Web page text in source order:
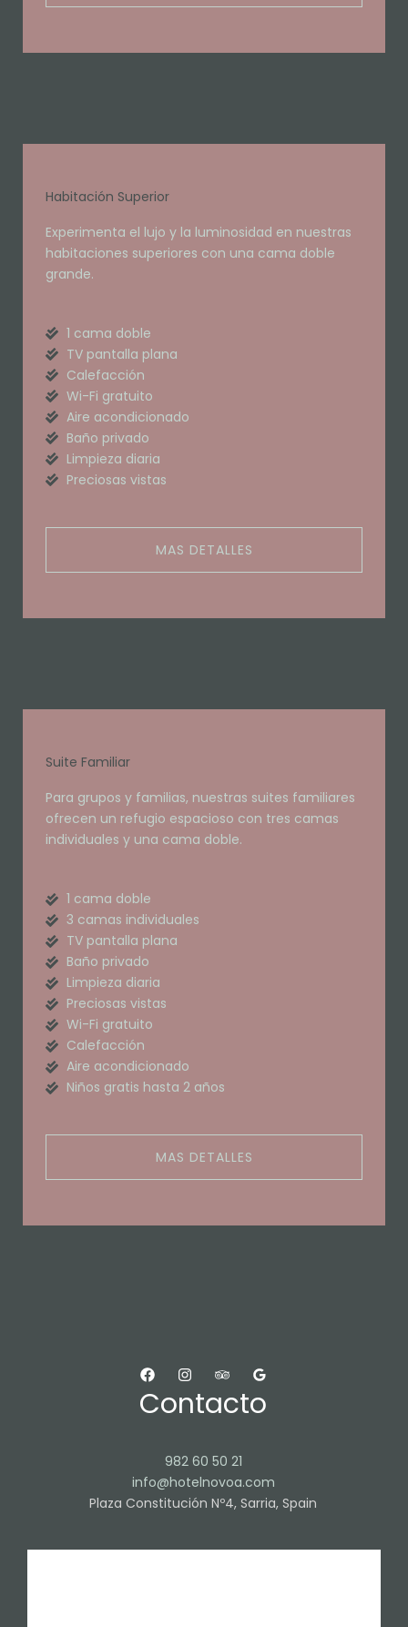
Habitación Superior
Experimenta el lujo y la luminosidad en nuestras
habitaciones superiores con una cama doble
grande.
1 cama doble
TV pantalla plana
Calefacción
Wi-Fi gratuito
Aire acondicionado
Baño privado
Limpieza diaria
Preciosas vistas
MAS DETALLES
Suite Familiar
Para grupos y familias, nuestras suites familiares
ofrecen un refugio espacioso con tres camas
individuales y una cama doble.
1 cama doble
3 camas individuales
TV pantalla plana
Baño privado
Limpieza diaria
Preciosas vistas
Wi-Fi gratuito
Calefacción
Aire acondicionado
Niños gratis hasta 2 años
MAS DETALLES
Contacto
982 60 50 21
info@hotelnovoa.com
Plaza Constitución Nº4, Sarria, Spain